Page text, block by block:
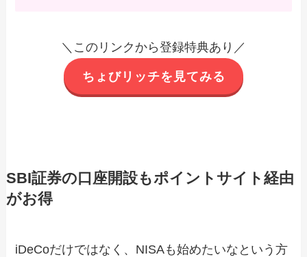
＼このリンクから登録特典あり／
ちょびリッチを見てみる
SBI証券の口座開設もポイントサイト経由
がお得
iDeCoだけではなく、NISAも始めたいなという方